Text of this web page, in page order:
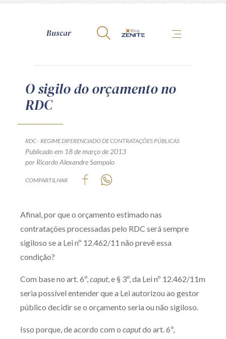
A Zênite
Contato
Termos de uso
Política de Privacidade
Guia de Direitos dos Titulares de Dados
Produtos e serviços
Zênite Play
Orientação por Escrito
Mentoria Zênite
O sigilo do orçamento no
RDC
RDC - REGIME DIFERENCIADO DE CONTRATAÇÕES PÚBLICAS
Publicado em 18 de março de 2013
por Ricardo Alexandre Sampaio
COMPARTILHAR
Afinal, por que o orçamento estimado nas
contratações processadas pelo RDC será sempre
sigiloso se a Lei nº 12.462/11 não prevê essa
condição?
Com base no art. 6º,caput, e § 3º, da Lei nº 12.462/11m
seria possível entender que a Lei autorizou ao gestor
público decidir se o orçamento seria ou não sigiloso.
Isso porque, de acordo com o caputdo art. 6º,